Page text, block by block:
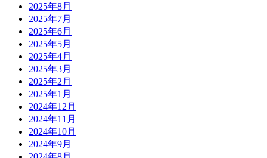
2025年8月
2025年7月
2025年6月
2025年5月
2025年4月
2025年3月
2025年2月
2025年1月
2024年12月
2024年11月
2024年10月
2024年9月